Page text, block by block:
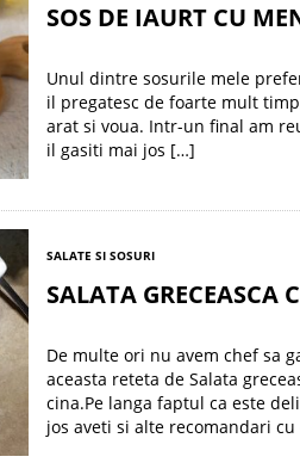
SOS DE IAURT CU
Unul dintre sosurile mele
il pregatesc de foarte mult
arat si voua. Intr-un final am
il gasiti mai jos […]
SALATE SI SOSURI
SALATA GRECEASCA
De multe ori nu avem chef sa
aceasta reteta de Salata
cina.Pe langa faptul ca este
jos aveti si alte recomandari